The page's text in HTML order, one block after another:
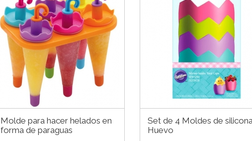
Molde para hacer helados en
forma de paraguas
Set de 4 Moldes de silicona
Huevo